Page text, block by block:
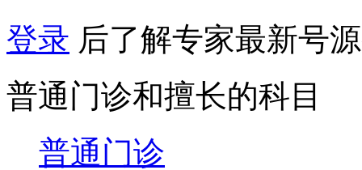
登录 后了解专家最新号
普通门诊和擅长的科目
普通门诊